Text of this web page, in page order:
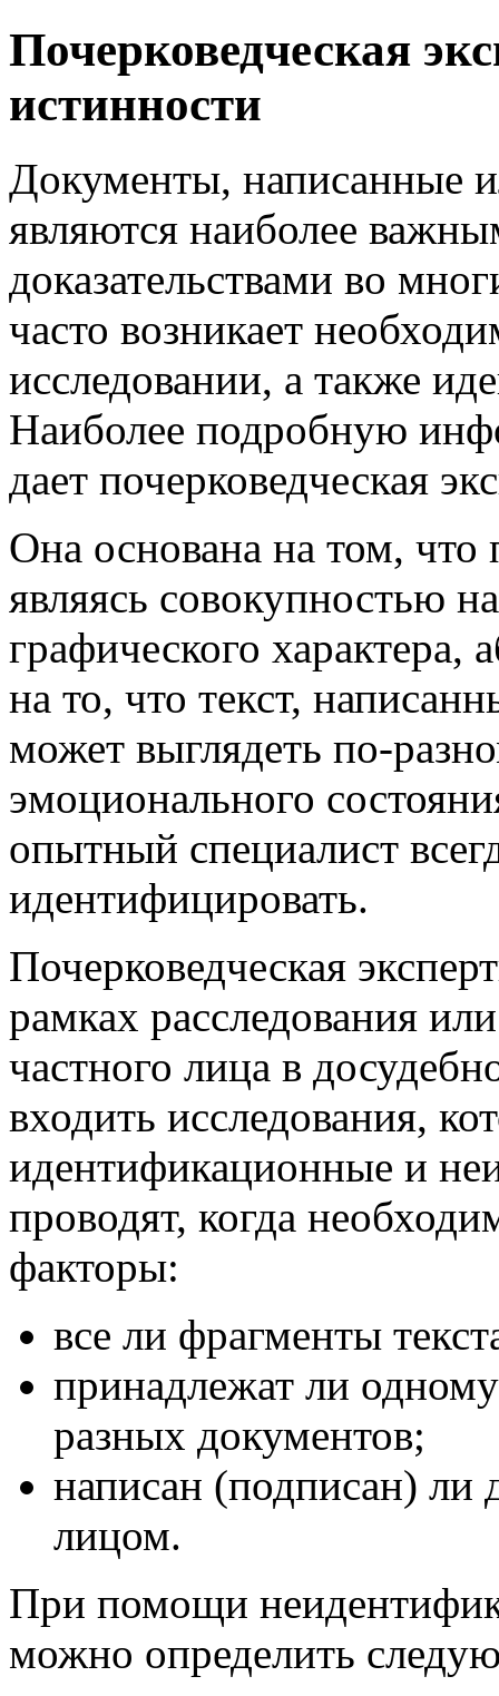
Почерковедческая
истинности
Документы, написанные
являются наиболее
доказательствами во
часто возникает
исследовании, а также
Наиболее подробную
дает почерковедческая
Она основана на том, что
являясь совокупностью
графического
на то, что текст,
может выглядеть по-
эмоционального
опытный специалист
идентифицировать.
Почерковедческая
рамках расследования
частного лица в
входить исследования,
идентификационные и
проводят, когда
факторы:
все ли фрагменты
принадлежат ли
разных документов;
написан (подписан) ли
лицом.
При помощи
можно определить